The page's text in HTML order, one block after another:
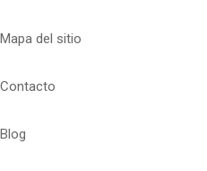
Mapa del sitio
Contacto
Blog